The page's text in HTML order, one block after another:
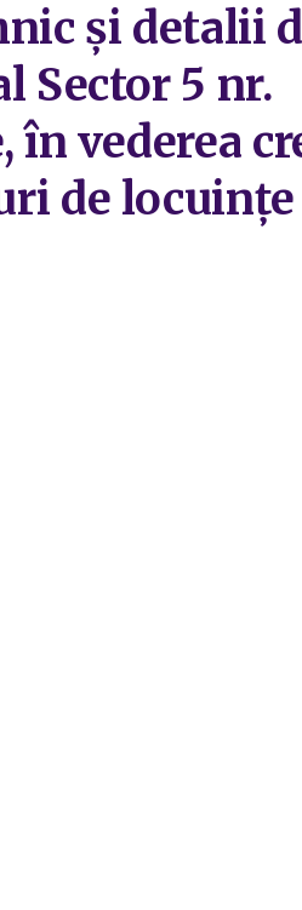
și detalii
Sector 5 nr.
în vederea
de locuințe